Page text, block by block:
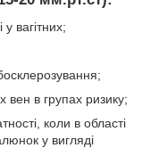
вагітних;
вен в групах ризику;
коли в області
у вигляді